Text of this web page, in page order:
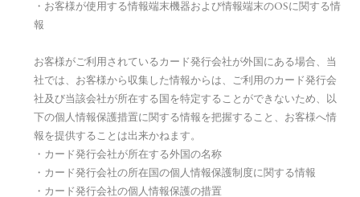
・お客様が使用する情報端末機器および情報端末のOSに関する情
報
お客様がご利用されているカード発行会社が外国にある場合、当
社では、お客様から収集した情報からは、ご利用のカード発行会
社及び当該会社が所在する国を特定することができないため、以
下の個人情報保護措置に関する情報を把握すること、お客様へ情
報を提供することは出来かねます。
・カード発行会社が所在する外国の名称
・カード発行会社の所在国の個人情報保護制度に関する情報
・カード発行会社の個人情報保護の措置